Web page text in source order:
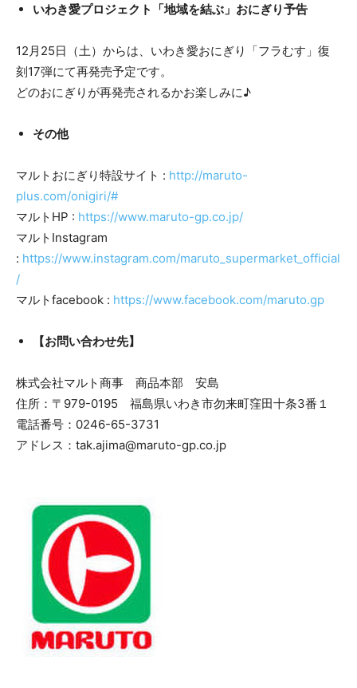
いわき愛プロジェクト「地域を結ぶ」おにぎり予告
12月25日（土）からは、いわき愛おにぎり「フラむす」復
刻17弾にて再発売予定です。
どのおにぎりが再発売されるかお楽しみに♪
その他
マルトおにぎり特設サイト : http://maruto-
plus.com/onigiri/#
マルトHP : https://www.maruto-gp.co.jp/
マルトInstagram
: https://www.instagram.com/maruto_supermarket_official
/
マルトfacebook : https://www.facebook.com/maruto.gp
【お問い合わせ先】
株式会社マルト商事 商品本部 安島
住所：〒979-0195 福島県いわき市勿来町窪田十条3番１
電話番号：0246-65-3731
アドレス：tak.ajima@maruto-gp.co.jp